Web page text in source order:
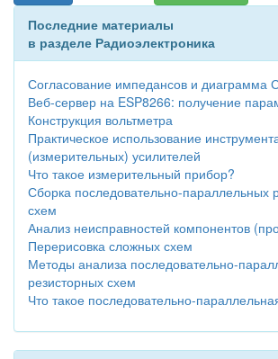
Последние материалы
в разделе Радиоэлектроника
Согласование импедансов и диаграмма
Веб-сервер на ESP8266: получение
Конструкция вольтметра
Практическое использование
(измерительных) усилителей
Что такое измерительный прибор?
Сборка последовательно-параллельных
схем
Анализ неисправностей компонентов
Перерисовка сложных схем
Методы анализа последовательно-
резисторных схем
Что такое последовательно-